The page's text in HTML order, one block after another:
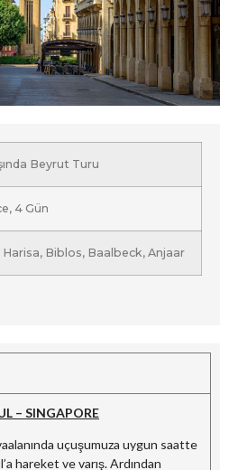
Beyrut Turu
4 Gün
Harisa, Biblos, Baalbeck, Anjaar
– SINGAPORE
uçuşumuza uygun saatte
hareket ve varış. Ardından